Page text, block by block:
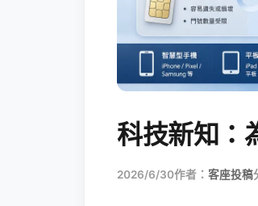
科技新知：
2026/6/30作者： 客座投稿